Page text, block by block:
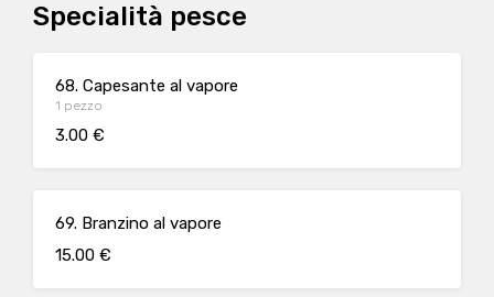
Specialità pesce
68. Capesante al vapore
1 pezzo
3.00 €
69. Branzino al vapore
15.00 €